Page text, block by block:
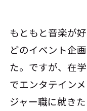
もともと音楽が
どのイベント企
た。ですが、在
でエンタテイン
ジャー職に就き